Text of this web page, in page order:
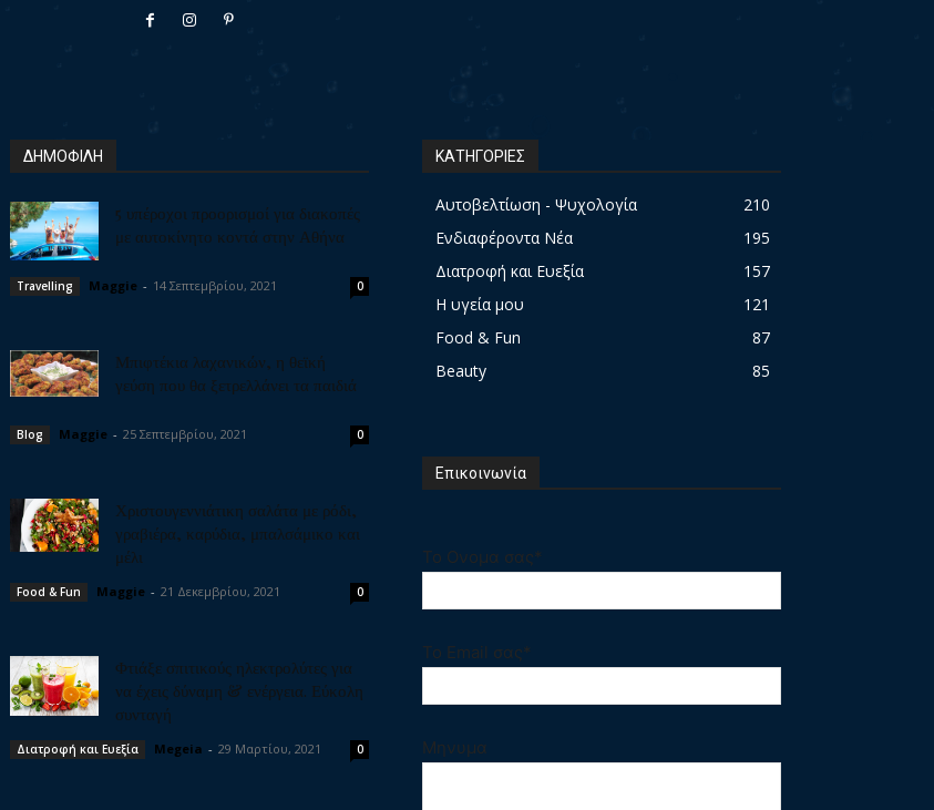
ΔΗΜΟΦΙΛΗ
5 υπέροχοι προορισμοί για διακοπές
με αυτοκίνητο κοντά στην Αθήνα
Travelling Maggie - 14 Σεπτεμβρίου, 2021 0
Μπιφτέκια λαχανικών, η θεϊκή
γεύση που θα ξετρελλάνει τα παιδιά
Blog Maggie - 25 Σεπτεμβρίου, 2021 0
Χριστουγεννιάτικη σαλάτα με ρόδι,
γραβιέρα, καρύδια, μπαλσάμικο και
μέλι
Food & Fun Maggie - 21 Δεκεμβρίου, 2021 0
Φτιάξε σπιτικούς ηλεκτρολύτες για
να έχεις δύναμη & ενέργεια. Εύκολη
συνταγή
Διατροφή και Ευεξία Megeia - 29 Μαρτίου, 2021 0
ΚΑΤΗΓΟΡΙΕΣ
Αυτοβελτίωση - Ψυχολογία
210
Ενδιαφέροντα Νέα
195
Διατροφή και Ευεξία
157
Η υγεία μου
121
Food & Fun
87
Beauty
85
Επικοινωνία
Το Ονομα σας*
Το Email σας*
Μηνυμα